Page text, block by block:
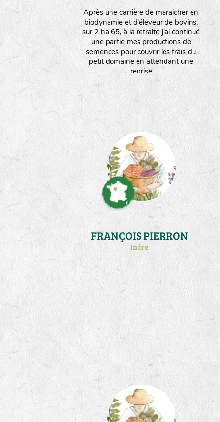
Après une carrière de maraicher en
biodynamie et d'éleveur de bovins,
sur 2 ha 65, à la retraite j'ai continué
une partie mes productions de
semences pour couvrir les frais du
petit domaine en attendant une
reprise
(http://francois.germani.free.fr/). Je
me consacre désormais à des
activités de traduction et publication
de l'oeuvre en tri-articulation sociale
de .Steiner
(http://www.triarticulation.fr/)
FRANÇOIS PIERRON
Indre